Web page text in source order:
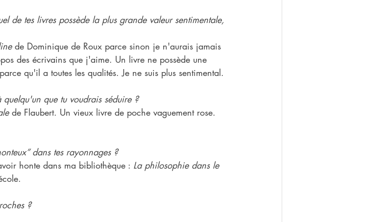
de tes livres possède la plus grande valeur sentimentale,
de Dominique de Roux parce sinon je n'aurais jamais
des écrivains que j'aime. Un livre ne possède une
qu'il a toutes les qualités. Je ne suis plus sentimental.
quelqu'un que tu voudrais séduire ?
de Flaubert. Un vieux livre de poche vaguement rose.
dans tes rayonnages ?
honte dans ma bibliothèque : La philosophie dans le
?